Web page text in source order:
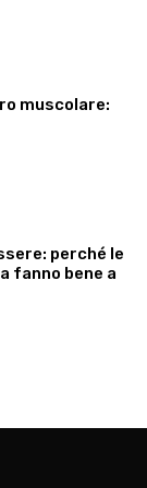
muscolare:
perché le
fanno bene a